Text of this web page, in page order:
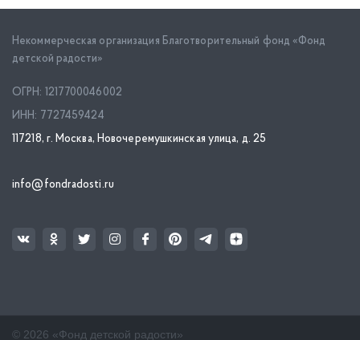
Некоммерческая организация Благотворительный фонд «Фонд
детской радости»
ОГРН: 1217700046002
ИНН: 7727459424
117218, г. Москва, Новочеремушкинская улица, д. 25
info@fondradosti.ru
© 2026 «Фонд детской радости»